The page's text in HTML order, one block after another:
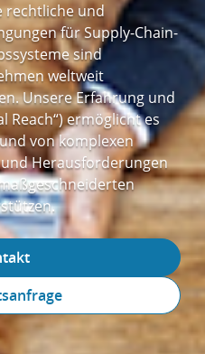
rechtliche und
für Supply-Chain-
sind
weltweit
Unsere Erfahrung und
Reach“) ermöglicht es
von komplexen
Herausforderungen